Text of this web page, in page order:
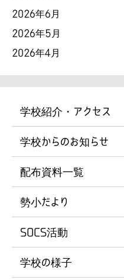
2026年6月
2026年5月
2026年4月
学校紹介・アクセス
学校からのお知らせ
配布資料一覧
勢小だより
SOCS活動
学校の様子